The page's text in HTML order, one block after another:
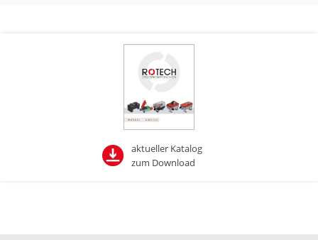
aktueller Katalog
zum Download